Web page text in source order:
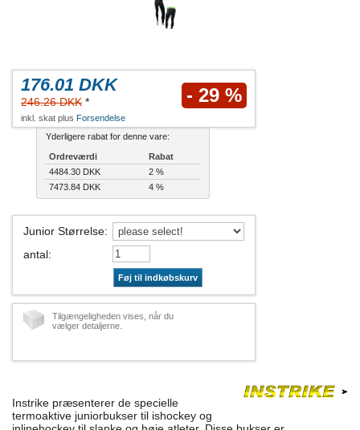
176.01 DKK
246.26 DKK * - 29 %
inkl. skat plus Forsendelse
Yderligere rabat for denne vare:
Ordreværdi
Rabat
4484.30 DKK
2 %
7473.84 DKK
4 %
Junior Størrelse:
antal:
Føj til indkøbskurv
Tilgængeligheden vises, når du
vælger detaljerne.
Instrike præsenterer de specielle
termoaktive juniorbukser til ishockey og